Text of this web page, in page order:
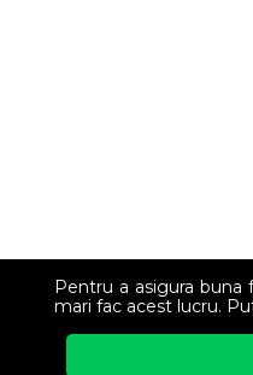
Pentru a asigura
mari fac acest lucru.